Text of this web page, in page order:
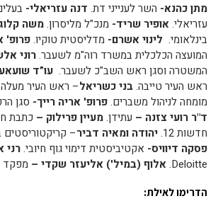
מתן כהנא- השר לענייני דת. דנה עזריאלי-
עזריאלי.אופיר שריד- מנכ"ל מליסרון.משה
בינלאומי. לינוי אשרם- מדליסטית טוקיו.פרופ'
המועצה הכלכלית במשרד רוה"מ לשעבר.רוני
המשטרה וסגן ראש השב"כ לשעבר. עו”ד
ראש העיר טייבה.בני כשריאל– ראש העיר
מומחה לניהול משברים.פרופ' אריה רייך- סגן
ד"ר רועי צזנה – עתידן.מעיין פרילוק – כתבת
חדשות 12.
יהודה ומאיה דביר– קריקטוריסטים
פסקה דיוויס- אקטיביסטית דימוי גוף חיובי.רני
Deloitte. אלוף (במיל') אליעזר שקדי – מפקד
הדרימו לאילת: